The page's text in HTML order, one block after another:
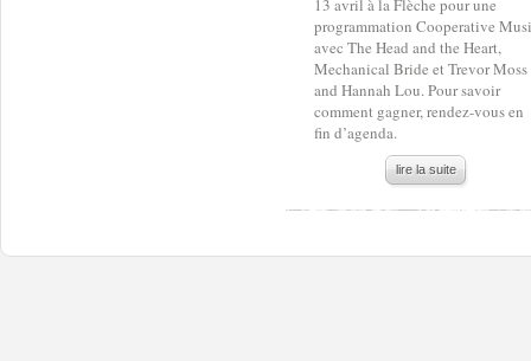
13 avril à la Flèche pour une
programmation Cooperative
avec The Head and the Heart,
Mechanical Bride et Trevor Moss
and Hannah Lou. Pour savoir
comment gagner, rendez-vous en
fin d’agenda.
lire la suite